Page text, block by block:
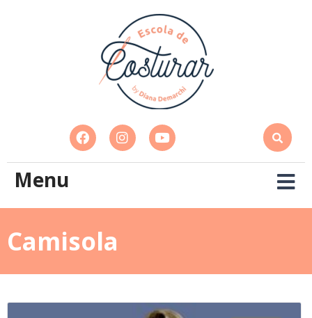
Menu
Camisola